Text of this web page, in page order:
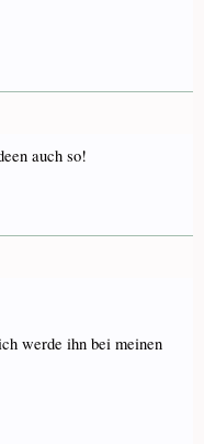
auch so!
werde ihn bei meinen